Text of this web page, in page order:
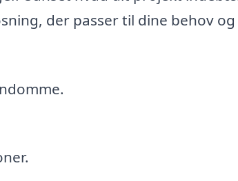
der passer til dine behov og